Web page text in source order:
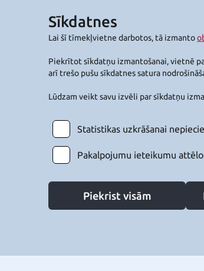
Sīkdatnes
Lai šī tīmekļvietne darbotos, tā izmanto
Piekrītot sīkdatņu izmantošanai, vietnē
arī trešo pušu sīkdatnes satura
Lūdzam veikt savu izvēli par sīkdatņu
Statistikas uzkrāšanai
Pakalpojumu ieteikumu
Piekrist visām